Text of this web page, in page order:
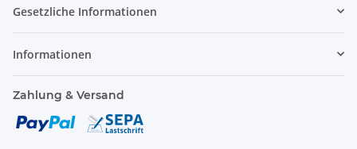
Gesetzliche Informationen
Informationen
Zahlung & Versand